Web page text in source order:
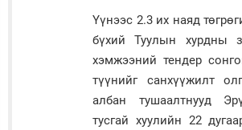
Үүнээс 2.3 их наяд
бүхий Туулын хурдны
хэмжээний тендер
түүнийг санхүүжилт
албан тушаалтнууд
тусгай хуулийн 22